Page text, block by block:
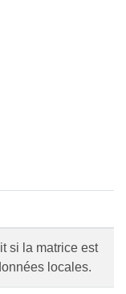
si la matrice est
locales.